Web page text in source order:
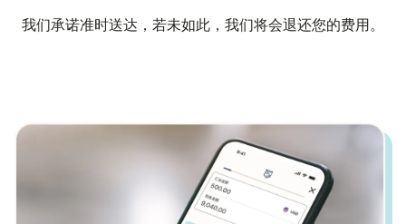
我们承诺准时送达，若未如此，我们将会退还您的费用。